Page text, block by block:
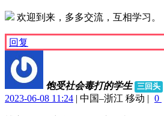
欢迎到来，多多交流，互相学习。
回复
饱受社会毒打的学生 三回头
2023-06-08 11:24 中国–浙江 移动 0